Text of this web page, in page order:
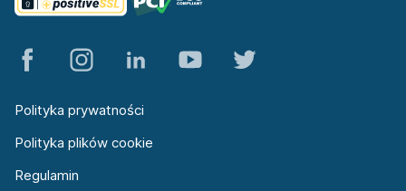
Polityka prywatności
Polityka plików cookie
Regulamin